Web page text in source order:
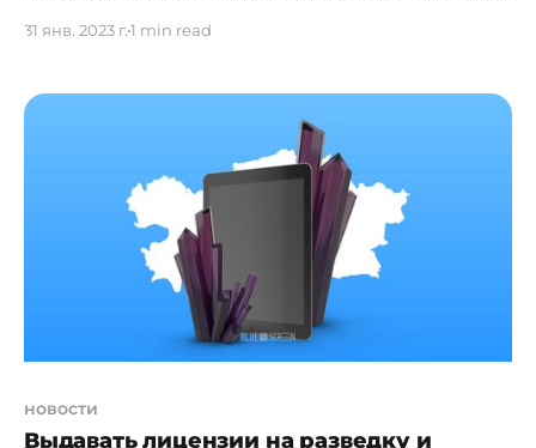
первым среди финансовых институтов
своем мобильном приложении B-Business. Это
стало возможным благодаря интеграции
информационных систем Банка и
Министерства юстиции при поддержке
МЦРИАП РК и АО "Национальные
информационные технологии". Услуга
31 янв. 2023 г.1 min read
новости
Выдавать лицензии на разведку и